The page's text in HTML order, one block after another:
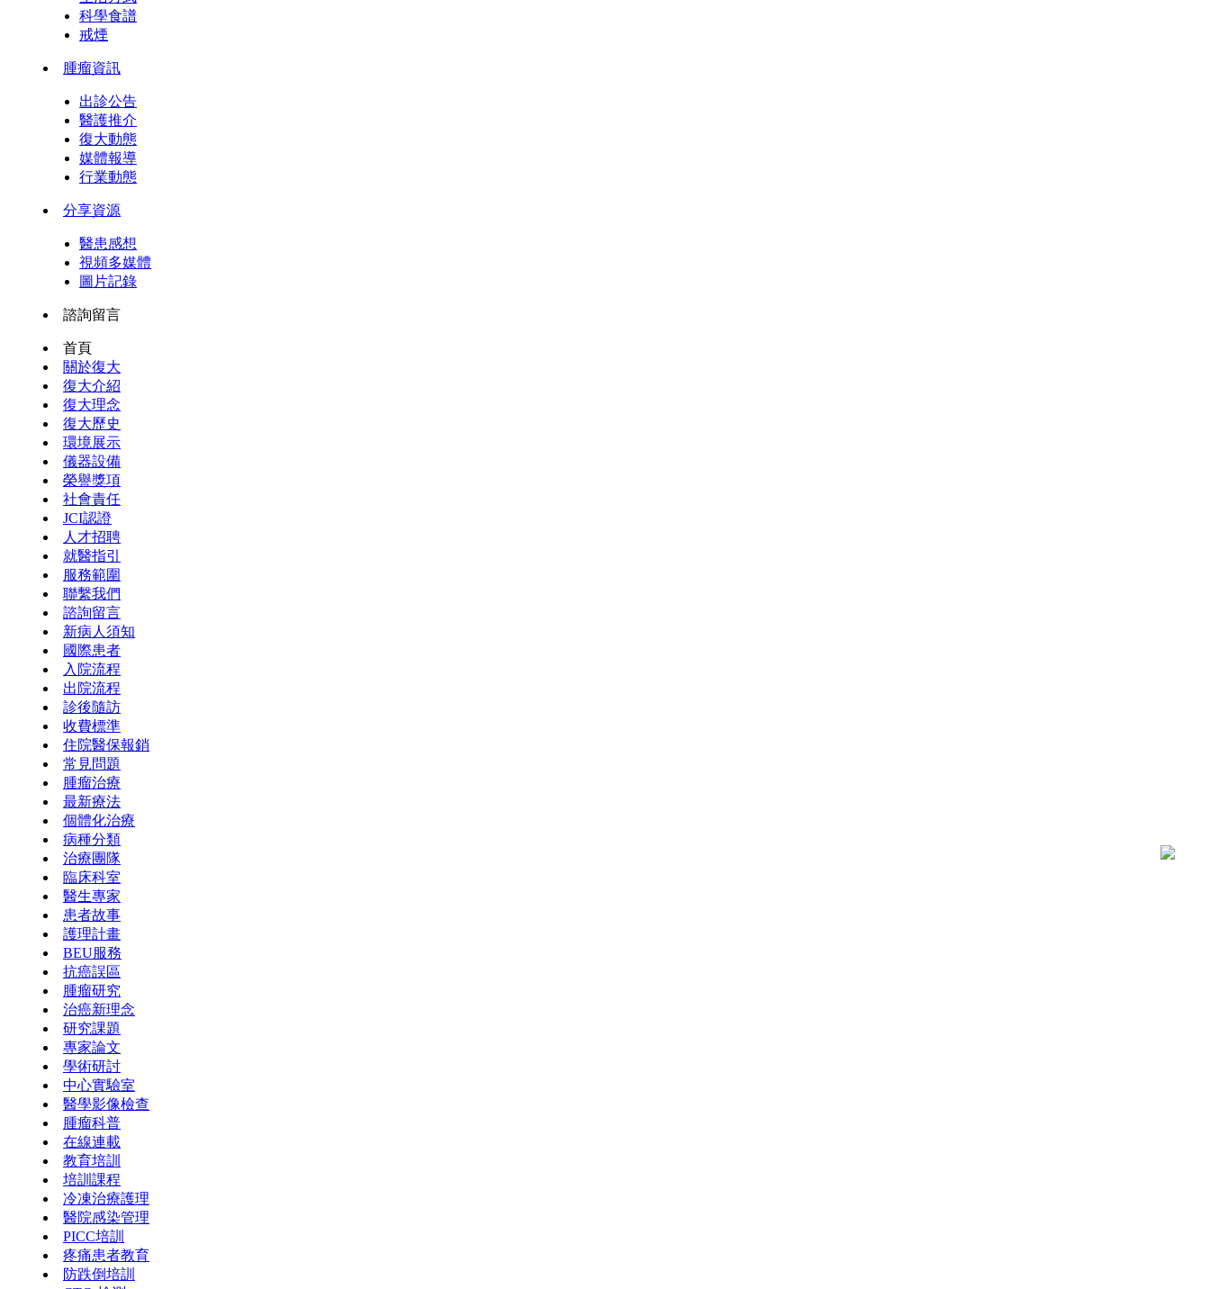
科學食譜
戒煙
腫瘤資訊
出診公告
醫護推介
復大動態
媒體報導
行業動態
分享資源
醫患感想
視頻多媒體
圖片記錄
諮詢留言
首頁
關於復大
復大介紹
復大理念
復大歷史
環境展示
儀器設備
榮譽獎項
社會責任
JCI認證
人才招聘
就醫指引
服務範圍
聯繫我們
諮詢留言
新病人須知
國際患者
入院流程
出院流程
診後隨訪
收費標準
住院醫保報銷
常見問題
腫瘤治療
最新療法
個體化治療
病種分類
治療團隊
臨床科室
醫生專家
患者故事
護理計畫
BEU服務
抗癌誤區
腫瘤研究
治癌新理念
研究課題
專家論文
學術研討
中心實驗室
醫學影像檢查
腫瘤科普
在線連載
教育培訓
培訓課程
冷凍治療護理
醫院感染管理
PICC培訓
疼痛患者教育
防跌倒培訓